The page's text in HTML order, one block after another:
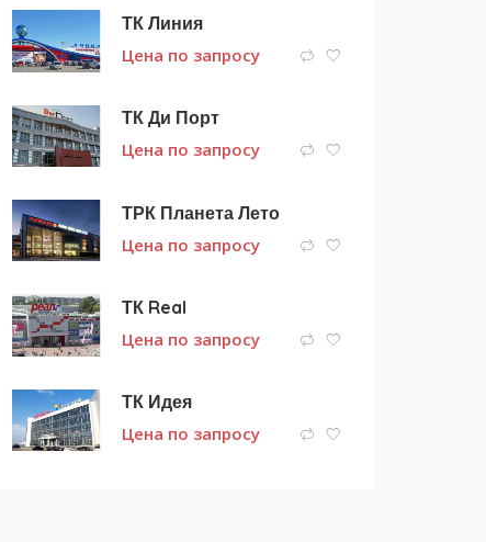
ТК Линия
Цена по запросу
ТК Ди Порт
Цена по запросу
ТРК Планета Лето
Цена по запросу
ТК Real
Цена по запросу
ТК Идея
Цена по запросу